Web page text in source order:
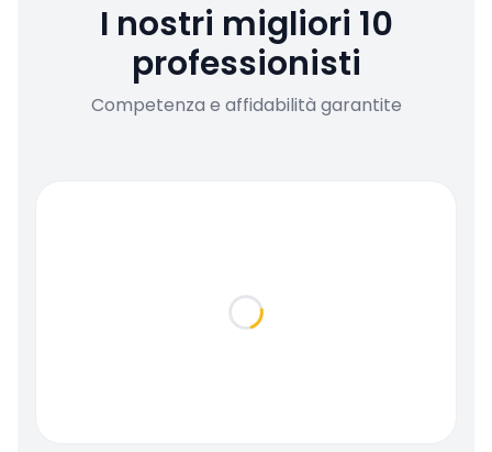
I nostri migliori 10
professionisti
Competenza e affidabilità garantite
Loading...